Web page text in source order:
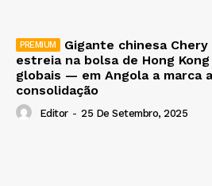
Gigante chinesa Chery
estreia na bolsa de Hong
globais — em Angola a marca
consolidação
Editor - 25 De Setembro, 2025